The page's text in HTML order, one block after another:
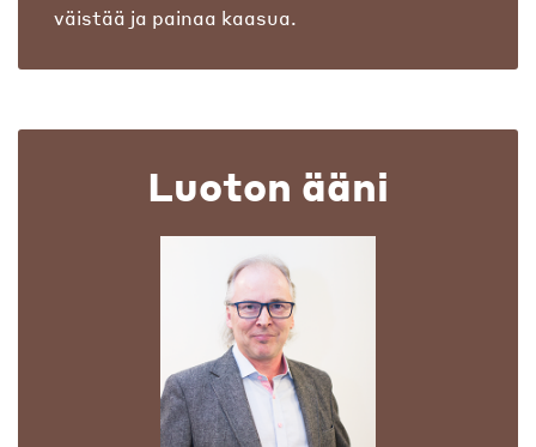
väistää ja painaa kaasua.
Luoton ääni